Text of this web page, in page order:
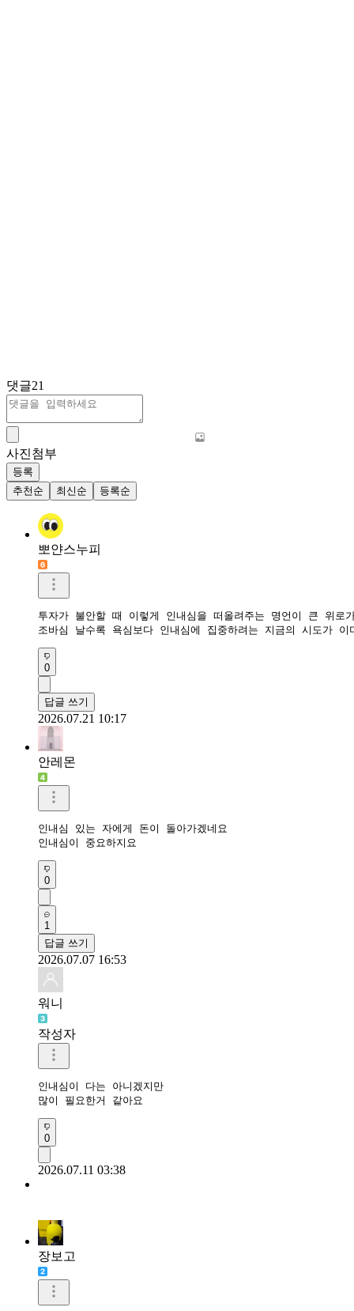
댓글21
사진첨부
등록
추천순
최신순 등록순
뽀얀스누피
투자가 불안할 때 이렇게 인내심을 떠올려주는 명언이 큰 위
조바심 날수록 욕심보다 인내심에 집중하려는 지금의 시도가
0
답글 쓰기
2026.07.21 10:17
안레몬
인내심 있는 자에게 돈이 돌아가겠네요
인내심이 중요하지요
0
1
답글 쓰기
2026.07.07 16:53
워니
작성자
인내심이 다는 아니겠지만
많이 필요한거 같아요
0
2026.07.11 03:38
장보고